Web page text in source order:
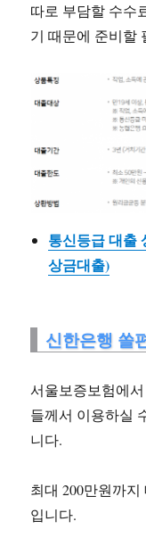
따로 부담할 수수
기 때문에 준비할
통신등급 대출
상금대출)
신한은행 쏠
서울보증보험에
들께서 이용하실
니다.
최대 200만원까
입니다.